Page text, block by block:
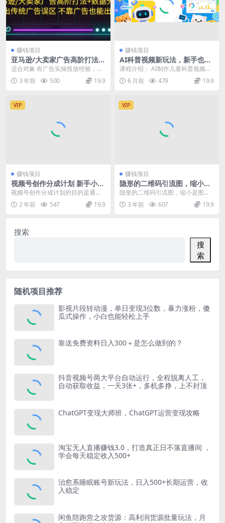
赚钱项目
亚马逊/大卖家广告高阶打法
+数据分析，走出传统广告误
区 不靠广告也能出单
适合对象 有广告实操投放经验，想
要尝试新打法的卖家 单量遇到瓶
颈，无法突破的卖家...
3 年前 500 19.9
赚钱项目
AI科普视频新玩法，新手也能
轻松打造爆款内容，全流程实
操指南
课程介绍： AI制作儿童科普视频，
受众人群广每个人都会关心自己的
孩子，所以不论年...
6 月前 479 19.9
VIP
赚钱项目
视频号创作分成计划 新手小白
也能轻松上手 无脑搬运简单操
视频号创作分成计划的目的是通过
激励内容创作者生产高质量的视频
内容，提升视频号的整...
2 年前 547 19.9
VIP
赚钱项目
隐形的二维码引流图，缩小是
图片，放大是二维码，每日安
隐形的二维码引流图，缩小是图
片，放大是二维码，每日安全引流1
00+ QQ发送的时...
3 年前 607 19.9
搜索
搜
索
随机项目推荐
影视片段转动漫，单日变现3位数，暴力涨粉，傻
瓜式操作，小白也能轻松上手
靠送免费资料日入300＋是怎么做到的？
抖音视频号两大平台自动运行，全程脱离人工，
自动获取收益，一天3张+，多机多挣，上不封顶
ChatGPT变现大师班，ChatGPT运营变现攻略
淘宝无人直播赚钱3.0，打造真正日不落直播间 ，
学会每天稳定收入500+
治愈系睡眠账号新玩法，日入500+长期运营，收
入稳定
闲鱼陪跑营之攻货源：高利润货源批量玩法，月